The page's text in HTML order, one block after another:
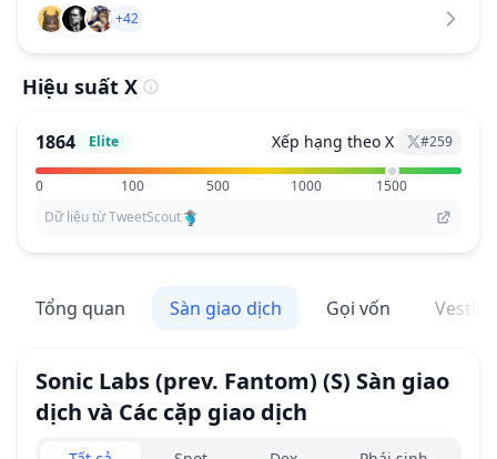
+42
Hiệu suất X
1864 Elite Xếp hạng theo X #259
0 100 500 1000
1500
Dữ liệu từ TweetScout
Tổng quan Sàn giao dịch Gọi vốn Vesting
Sonic Labs (prev. Fantom) (S) Sàn giao
dịch và Các cặp giao dịch
Exchanges type